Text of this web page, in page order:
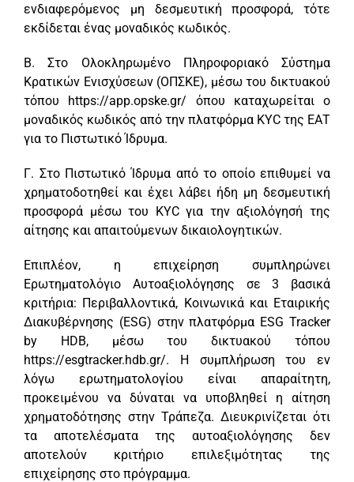
ενδιαφερόμενος μη δεσμευτική προσφορά, τότε
εκδίδεται ένας μοναδικός κωδικός.
Β. Στο Ολοκληρωμένο Πληροφοριακό Σύστημα
Κρατικών Ενισχύσεων (ΟΠΣΚΕ), μέσω του δικτυακού
τόπου https://app.opske.gr/ όπου καταχωρείται ο
μοναδικός κωδικός από την πλατφόρμα KYC της ΕΑΤ
για το Πιστωτικό Ίδρυμα.
Γ. Στο Πιστωτικό Ίδρυμα από το οποίο επιθυμεί να
χρηματοδοτηθεί και έχει λάβει ήδη μη δεσμευτική
προσφορά μέσω του KYC για την αξιολόγησή της
αίτησης και απαιτούμενων δικαιολογητικών.
Επιπλέον, η επιχείρηση συμπληρώνει
Ερωτηματολόγιο Αυτοαξιολόγησης σε 3 βασικά
κριτήρια: Περιβαλλοντικά, Κοινωνικά και Εταιρικής
Διακυβέρνησης (ESG) στην πλατφόρμα ESG Tracker
by HDB, μέσω του δικτυακού τόπου
https://esgtracker.hdb.gr/. Η συμπλήρωση του εν
λόγω ερωτηματολογίου είναι απαραίτητη,
προκειμένου να δύναται να υποβληθεί η αίτηση
χρηματοδότησης στην Τράπεζα. Διευκρινίζεται ότι
τα αποτελέσματα της αυτοαξιολόγησης δεν
αποτελούν κριτήριο επιλεξιμότητας της
επιχείρησης στο πρόγραμμα.